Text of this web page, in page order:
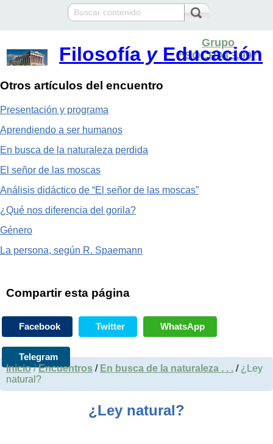
Filosofía y Educación
Grupo
“SOCRAT3.99”
Otros artículos del encuentro
Presentación y programa
Aprendiendo a ser humanos
En busca de la naturaleza perdida
El señor de las moscas
Análisis didáctico de “El señor de las moscas”
¿Qué nos diferencia del gorila?
Género
La persona, según R. Spaemann
Compartir esta página
Facebook Twitter WhatsApp
Telegram
Inicio/Encuentros / En busca de la naturaleza . . . / ¿Ley
natural?
¿Ley natural?